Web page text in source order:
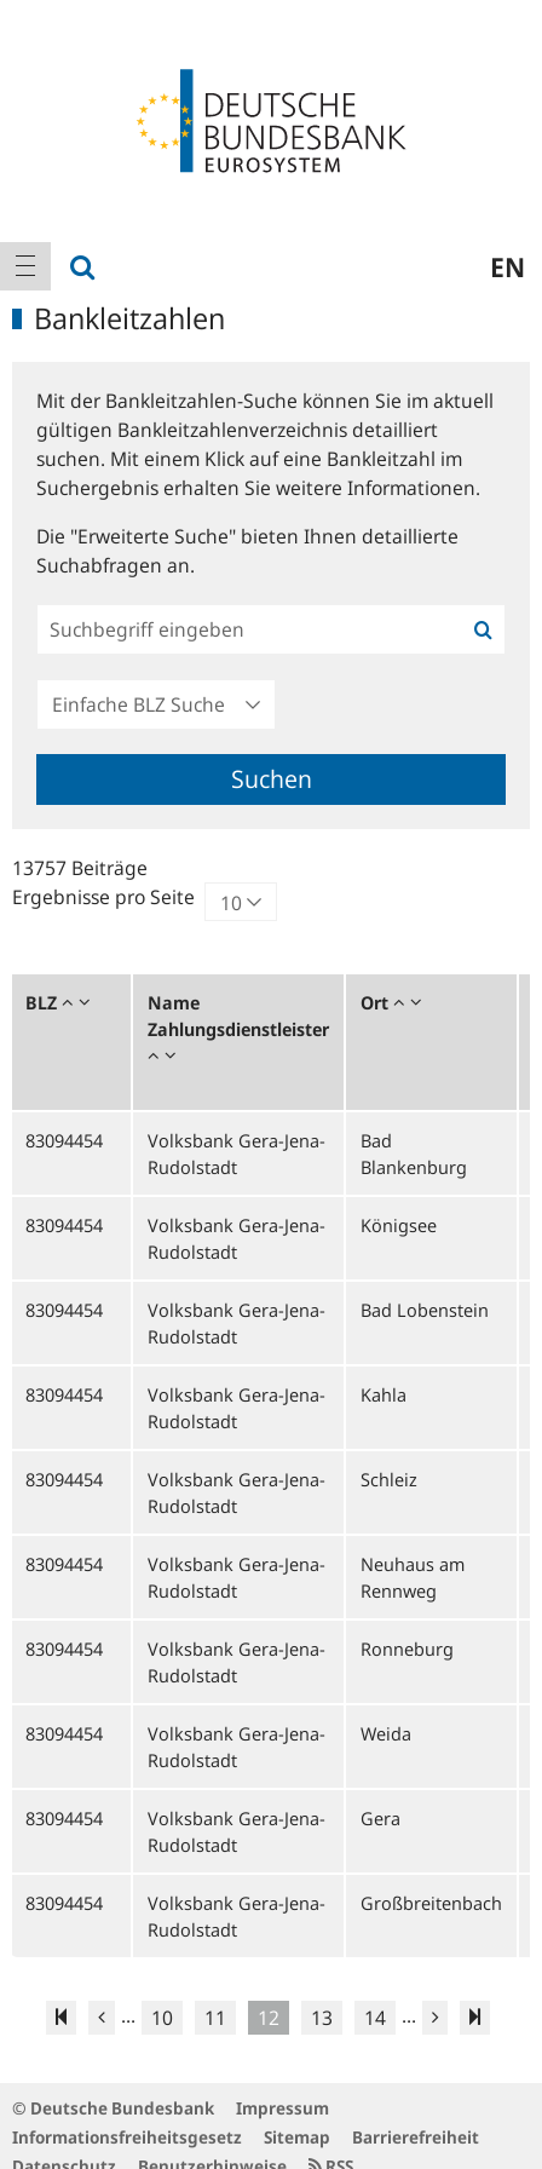
Hauptnavigation
Navigation anzeigen EN
Bankleitzahlen
Mit der Bankleitzahlen-Suche können Sie im aktuell
gültigen Bankleitzahlenverzeichnis detailliert
suchen. Mit einem Klick auf eine Bankleitzahl im
Suchergebnis erhalten Sie weitere Informationen.
Die "Erweiterte Suche" bieten Ihnen detaillierte
Suchabfragen an.
Einfache
Suche
Suchen
13757 Beiträge
Ergebnisse pro Seite
BLZ
Name
Zahlungsdienstleister
Ort
83094454
Volksbank Gera-Jena-
Rudolstadt
Bad
Blankenburg
83094454
Volksbank Gera-Jena-
Rudolstadt
Königsee
83094454
Volksbank Gera-Jena-
Rudolstadt
Bad Lobenstein
83094454
Volksbank Gera-Jena-
Rudolstadt
Kahla
83094454
Volksbank Gera-Jena-
Rudolstadt
Schleiz
83094454
Volksbank Gera-Jena-
Rudolstadt
Neuhaus am
Rennweg
83094454
Volksbank Gera-Jena-
Rudolstadt
Ronneburg
83094454
Volksbank Gera-Jena-
Rudolstadt
Weida
83094454
Volksbank Gera-Jena-
Rudolstadt
Gera
83094454
Volksbank Gera-Jena-
Rudolstadt
Großbreitenbach
... 10 11 12 13 14 ...
© Deutsche Bundesbank
Impressum
Informationsfreiheitsgesetz
Sitemap
Barrierefreiheit